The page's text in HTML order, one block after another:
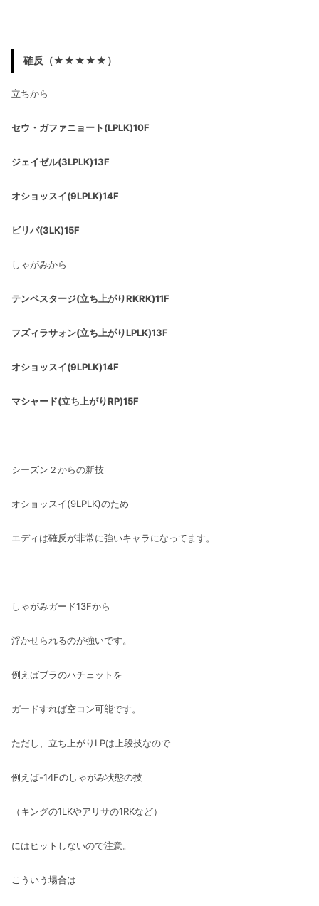
確反（★★★★★）
立ちから
セウ・ガファニョート(LPLK)10F
ジェイゼル(3LPLK)13F
オショッスイ(9LPLK)14F
ビリバ(3LK)15F
しゃがみから
テンペスタージ(立ち上がりRKRK)11F
フズィラサォン(立ち上がりLPLK)13F
オショッスイ(9LPLK)14F
マシャード(立ち上がりRP)15F
シーズン２からの新技
オショッスイ(9LPLK)のため
エディは確反が非常に強いキャラになってます。
しゃがみガード13Fから
浮かせられるのが強いです。
例えばブラのハチェットを
ガードすれば空コン可能です。
ただし、立ち上がりLPは上段技なので
例えば-14Fのしゃがみ状態の技
（キングの1LKやアリサの1RKなど）
にはヒットしないので注意。
こういう場合は